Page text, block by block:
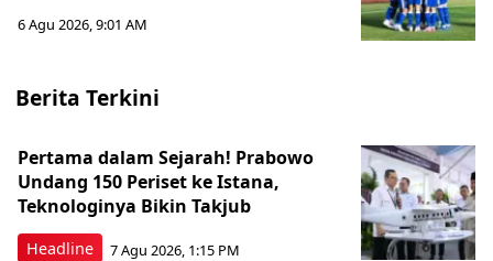
6 Agu 2026, 9:01 AM
Berita Terkini
Headline
Pertama dalam Sejarah! Prabowo
Undang 150 Periset ke Istana,
Teknologinya Bikin Takjub
7 Agu 2026, 1:15 PM